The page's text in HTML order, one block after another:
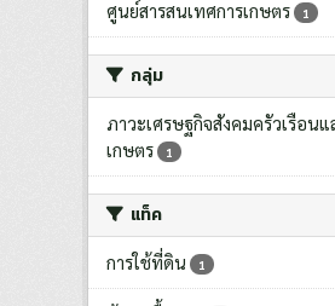
ศูนย์สารสนเทศการเกษตร 1
กลุ่ม
ภาวะเศรษฐกิจสังคมครัวเรือนแ
เกษตร
1
แท็ค
การใช้ที่ดิน 1